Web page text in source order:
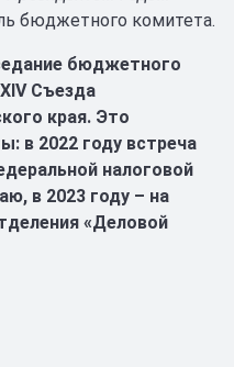
бюджетного комитета.
бюджетного
XIVСъезда
края. Это
в 2022 году встреча
налоговой
в 2023 году – на
«Деловой